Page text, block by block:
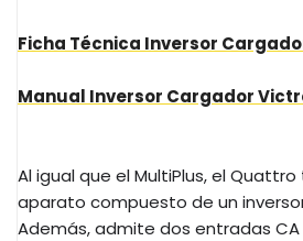
Ficha Técnica Inversor
Manual Inversor Cargador
Al igual que el MultiPlus, el
aparato compuesto de un
Además, admite dos entradas